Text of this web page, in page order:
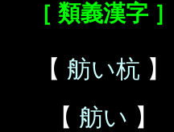
［ 類義漢字 ］
【 舫い杭 】
【 舫い 】